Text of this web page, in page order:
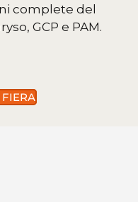
complete del
GCP e PAM.